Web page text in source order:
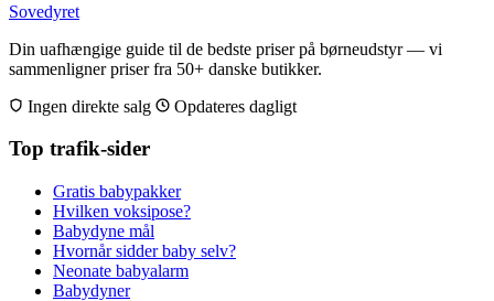
Sovedyret
Din uafhængige guide til de bedste priser på børneudstyr — vi
sammenligner priser fra 50+ danske butikker.
Ingen direkte salg
Opdateres dagligt
Top trafik-sider
Gratis babypakker
Hvilken voksipose?
Babydyne mål
Hvornår sidder baby selv?
Neonate babyalarm
Babydyner